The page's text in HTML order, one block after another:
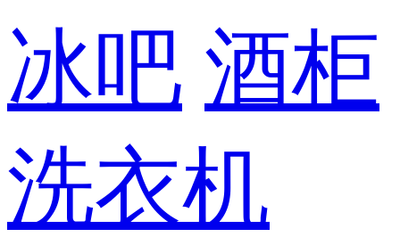
冰吧 酒柜
洗衣机